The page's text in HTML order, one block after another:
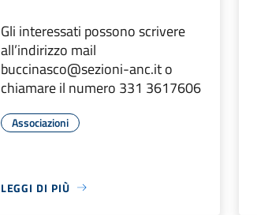
Gli interessati possono scrivere
all’indirizzo mail
buccinasco@sezioni-anc.it o
chiamare il numero 331 3617606
Associazioni
LEGGI DI PIÙ